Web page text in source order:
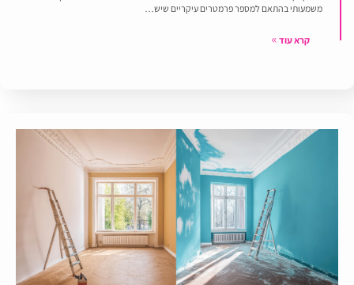
משמעותי בהתאם למספר פרמטרים עיקריים שיש…
קרא עוד